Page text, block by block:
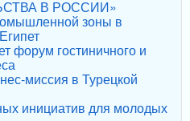
В РОССИИ»
зоны в
форум гостиничного и
миссия в Турецкой
инициатив для молодых